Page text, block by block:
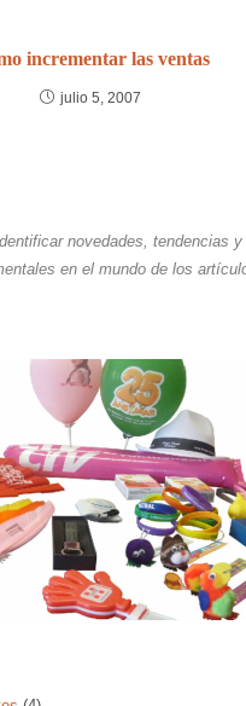
incrementar las ventas
julio 5, 2007
novedades, tendencias y
en el mundo de los